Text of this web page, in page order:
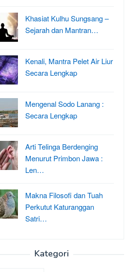
Khasiat Kulhu Sungsang –
Sejarah dan Mantran…
Kenali, Mantra Pelet Air Liur
Secara Lengkap
Mengenal Sodo Lanang :
Secara Lengkap
Arti Telinga Berdenging
Menurut Primbon Jawa :
Len…
Makna Filosofi dan Tuah
Perkutut Katuranggan
Satri…
Kategori